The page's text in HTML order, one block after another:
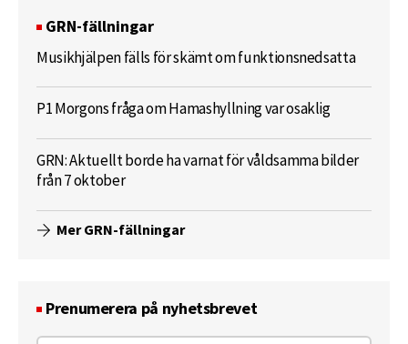
GRN-fällningar
Musikhjälpen fälls för skämt om funktionsnedsatta
P1 Morgons fråga om Hamashyllning var osaklig
GRN: Aktuellt borde ha varnat för våldsamma bilder
från 7 oktober
Mer GRN-fällningar
Prenumerera på nyhetsbrevet